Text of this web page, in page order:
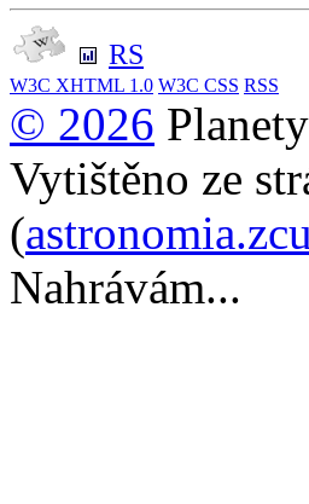
RS
W3C XHTML 1.0 W3C CSS RSS
© 2026
Vytištěno ze
(
Nahrávám...